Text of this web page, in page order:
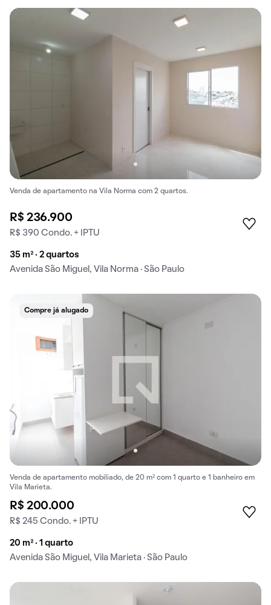
Venda de apartamento na Vila Norma com 2 quartos.
R$ 236.900
R$ 390 Condo. + IPTU
35 m² · 2 quartos
Avenida São Miguel, Vila Norma · São Paulo
Compre já alugado
Venda de apartamento mobiliado, de 20 m² com 1 quarto e 1 banheiro em
Vila Marieta.
R$ 200.000
R$ 245 Condo. + IPTU
20 m² · 1 quarto
Avenida São Miguel, Vila Marieta · São Paulo